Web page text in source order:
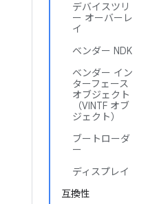
デバイスツリ
ー オーバーレ
イ
ベンダー NDK
ベンダー イン
ターフェース
オブジェクト
（VINTF オブ
ジェクト）
ブートローダ
ー
ディスプレイ
互換性